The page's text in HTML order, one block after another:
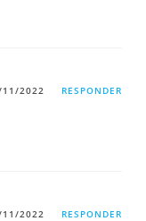
2022 RESPONDER
2022 RESPONDER